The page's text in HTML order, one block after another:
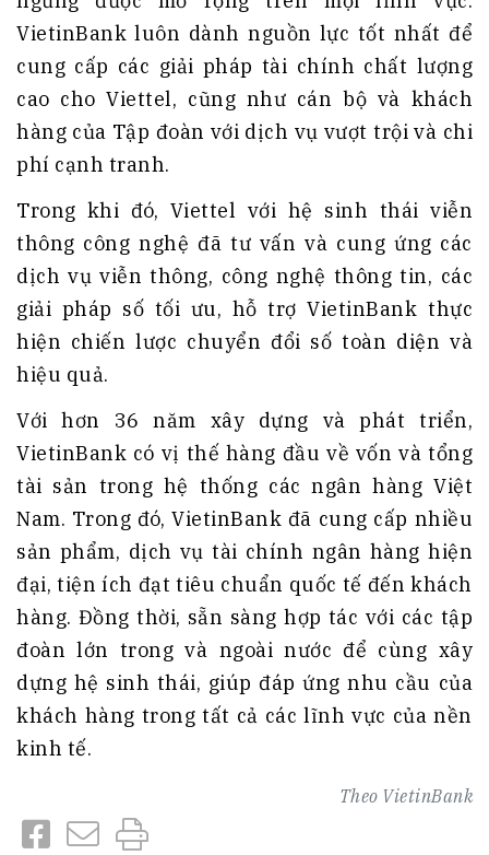
VietinBank luôn dành nguồn lực tốt nhất để
cung cấp các giải pháp tài chính chất lượng
cao cho Viettel, cũng như cán bộ và khách
hàng của Tập đoàn với dịch vụ vượt trội và chi
phí cạnh tranh.
Trong khi đó, Viettel với hệ sinh thái viễn
thông công nghệ đã tư vấn và cung ứng các
dịch vụ viễn thông, công nghệ thông tin, các
giải pháp số tối ưu, hỗ trợ VietinBank thực
hiện chiến lược chuyển đổi số toàn diện và
hiệu quả.
Với hơn 36 năm xây dựng và phát triển,
VietinBank có vị thế hàng đầu về vốn và tổng
tài sản trong hệ thống các ngân hàng Việt
Nam. Trong đó, VietinBank đã cung cấp nhiều
sản phẩm, dịch vụ tài chính ngân hàng hiện
đại, tiện ích đạt tiêu chuẩn quốc tế đến khách
hàng. Đồng thời, sẵn sàng hợp tác với các tập
đoàn lớn trong và ngoài nước để cùng xây
dựng hệ sinh thái, giúp đáp ứng nhu cầu của
khách hàng trong tất cả các lĩnh vực của nền
kinh tế.
Theo VietinBank